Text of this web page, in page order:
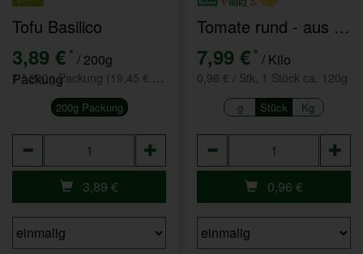
Tofu Basilico
3,89 € * / 200g
Packung
200g Packung
3,89 €
Tomate rund - aus eigenem Anbau
7,99 € * / Kilo
0,96 € / Stk, 1 Stück ca. 120g
g Stück Kg
0,96 €